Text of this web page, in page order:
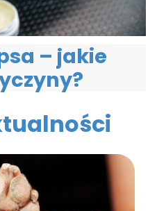
– jakie